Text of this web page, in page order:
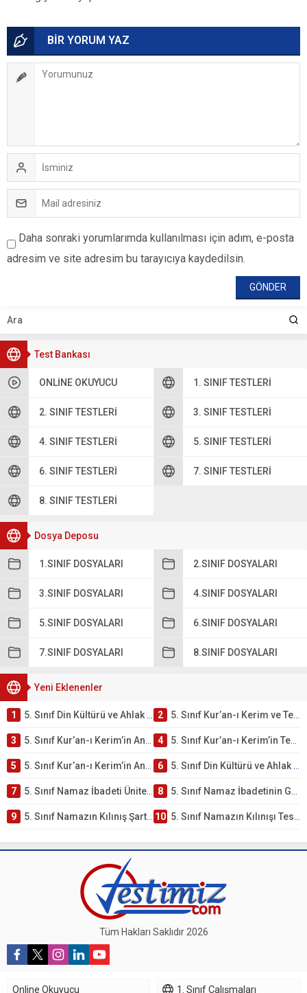
Test Bankası
ONLINE OKUYUCU 1. SINIF TESTLERI
2. SINIF TESTLERI 3. SINIF TESTLERI
4. SINIF TESTLERI 5. SINIF TESTLERI
6. SINIF TESTLERI 7. SINIF TESTLERI
8. SINIF TESTLERI
Dosya Deposu
1.SINIF DOSYALARI 2.SINIF DOSYALARI
3.SINIF DOSYALARI 4.SINIF DOSYALARI
5.SINIF DOSYALARI 6.SINIF DOSYALARI
7.SINIF DOSYALARI 8.SINIF DOSYALARI
Yeni Eklenenler
1 5. Sınıf Din Kültürü ve Ahlak Bilgisi 2. Ünite: Kur’an-ı Kerim Çalışmaları 2 5. Sınıf Kur’an-ı Kerim ve Temel Özellikleri Testi – Online Çöz
3 5. Sınıf Kur’an-ı Kerim’in Ana Konuları Testi – Online Çöz 4 5. Sınıf Kur’an-ı Kerim’in Temel Özellikleri ve Önemi Testi – Online Çöz
5 5. Sınıf Kur’an-ı Kerim’in Anlamı ve Önemi Testi – Online Çöz 6 5. Sınıf Din Kültürü ve Ahlak Bilgisi 2. Ünite: Namaz İbadeti Çalışmaları
7 5. Sınıf Namaz İbadeti Ünite Testi – Online Çöz 8 5. Sınıf Namaz İbadetinin Getirdiği Faydalar Testi
9 5. Sınıf Namazın Kılınış Şartları Testi 10 5. Sınıf Namazın Kılınışı Testi – Online Çöz
BİR YORUM YAZ
Daha sonraki yorumlarımda kullanılması için adım, e-posta
adresim ve site adresim bu tarayıcıya kaydedilsin.
Tüm Hakları Saklıdır 2026
Online Okuyucu 1. Sınıf Çalışmaları